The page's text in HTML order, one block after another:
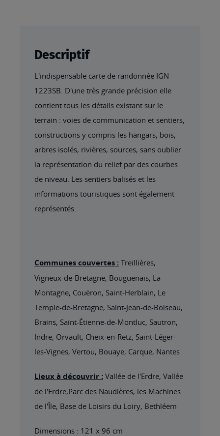
Descriptif
L'indispensable carte de randonnée IGN
1223SB. D'une très grande précision elle
contient tous les détails existant sur le
terrain : voies de communication et sentiers,
constructions y compris les hangars, bois,
arbres isolés, rivières, sources, sans oublier
la représentation du relief par des courbes
de niveau. Les sentiers balisés et les
informations touristiques sont également
représentés.
Communes couvertes : Treillières,
Vigneux-de-Bretagne, Bouguenais, La
Montagne, Couëron, Saint-Herblain, Le
Temple-de-Bretagne, Saint-Jean-de-Boiseau,
Brains, Saint-Étienne-de-Montluc, Sautron,
Indre, Orvault, Cheix-en-Retz, Saint-Léger-
les-Vignes, Vertou, Bouaye, Carque, Nantes
Lieux à découvrir : Vallée de l'Erdre, Vallée
de l'Erdre,Parc des Naudières, les Machines
de l'Île, Base de Loisirs du Loiry, Bethléem
Dimensions : 121 x 96 cm